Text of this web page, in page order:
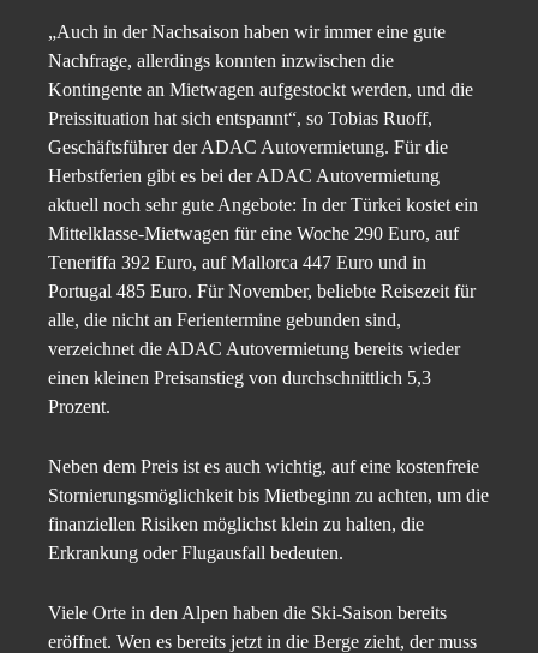
„Auch in der Nachsaison haben wir immer eine gute
Nachfrage, allerdings konnten inzwischen die
Kontingente an Mietwagen aufgestockt werden, und die
Preissituation hat sich entspannt“, so Tobias Ruoff,
Geschäftsführer der ADAC Autovermietung. Für die
Herbstferien gibt es bei der ADAC Autovermietung
aktuell noch sehr gute Angebote: In der Türkei kostet ein
Mittelklasse-Mietwagen für eine Woche 290 Euro, auf
Teneriffa 392 Euro, auf Mallorca 447 Euro und in
Portugal 485 Euro. Für November, beliebte Reisezeit für
alle, die nicht an Ferientermine gebunden sind,
verzeichnet die ADAC Autovermietung bereits wieder
einen kleinen Preisanstieg von durchschnittlich 5,3
Prozent.
Neben dem Preis ist es auch wichtig, auf eine kostenfreie
Stornierungsmöglichkeit bis Mietbeginn zu achten, um die
finanziellen Risiken möglichst klein zu halten, die
Erkrankung oder Flugausfall bedeuten.
Viele Orte in den Alpen haben die Ski-Saison bereits
eröffnet. Wen es bereits jetzt in die Berge zieht, der muss